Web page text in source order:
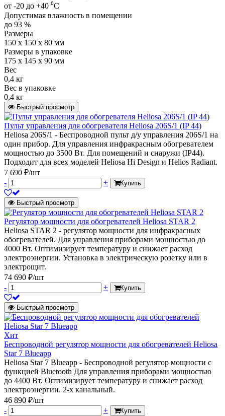
от -20 до +40 ⁰С
Допустимая влажность в помещении
до 93 %
Размеры
150 х 150 х 80 мм
Размеры в упаковке
175 х 145 х 90 мм
Вес
0,4 кг
Вес в упаковке
0,4 кг
Быстрый просмотр
Пульт управления для обогревателя Heliosa 206S/1 (IP 44)
Heliosa 206S/1 - Беспроводной пульт д/у управления 206S/1 на
один прибор. Для управления инфракрасным обогревателем
мощностью до 3500 Вт. Для помещений и снаружи (IP44).
Подходит для всех моделей Heliosa Hi Design и Helios Radiant.
7 690 ₽/шт
-
+ Купить
Быстрый просмотр
Регулятор мощности для обогревателей Heliosa STAR 2
Heliosa STAR 2 - регулятор мощности для инфракрасных
обогревателей. Для управления приборами мощностью до
4000 Вт. Оптимизирует температуру и снижает расход
электроэнергии. Установка в электрическую розетку или в
электрощит.
74 690 ₽/шт
-
+ Купить
Быстрый просмотр
Хит
Беспроводной регулятор мощности для обогревателей Heliosa
Star 7 Blueapp
Heliosa Star 7 Blueapp - Беспроводной регулятор мощности с
функцией Bluetooth Для управления приборами мощностью
до 4400 Вт. Оптимизирует температуру и снижает расход
электроэнергии. 2-х канальный.
46 890 ₽/шт
-
+ Купить